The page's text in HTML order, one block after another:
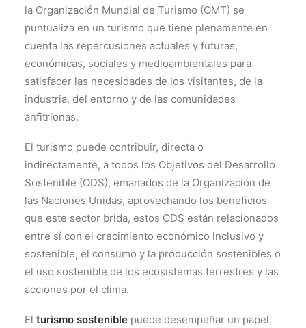
TRANSPARENCIA
CONTROL INTERNO
AVISO DE PRIVACIDAD
OCVS
SEARCH
la Organización Mundial de Turismo (OMT) se
puntualiza en un turismo que tiene plenamente en
cuenta las repercusiones actuales y futuras,
económicas, sociales y medioambientales para
satisfacer las necesidades de los visitantes, de la
industria, del entorno y de las comunidades
anfitrionas.
El turismo puede contribuir, directa o
indirectamente, a todos los Objetivos del Desarrollo
Sostenible (ODS), emanados de la Organización de
las Naciones Unidas, aprovechando los beneficios
que este sector brida, estos ODS están relacionados
entre sí con el crecimiento económico inclusivo y
sostenible, el consumo y la producción sostenibles o
el uso sostenible de los ecosistemas terrestres y las
acciones por el clima.
El turismo sostenible puede desempeñar un papel